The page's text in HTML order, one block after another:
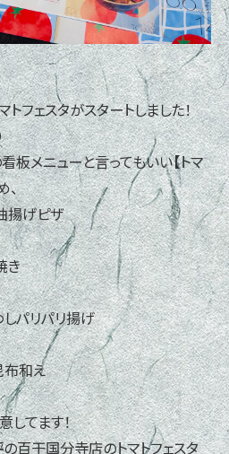
フェスタがスタートしました！
板メニューと言ってもいい【トマ
、
揚げピザ
き
パリパリ揚げ
布和え
してます！
百干国分寺店のトマトフェスタ